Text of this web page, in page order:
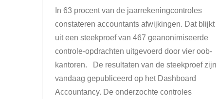
In 63 procent van de jaarrekeningcontroles
constateren accountants afwijkingen. Dat blijkt
uit een steekproef van 467 geanonimiseerde
controle-opdrachten uitgevoerd door vier oob-
kantoren. De resultaten van de steekproef zijn
vandaag gepubliceerd op het Dashboard
Accountancy. De onderzochte controles